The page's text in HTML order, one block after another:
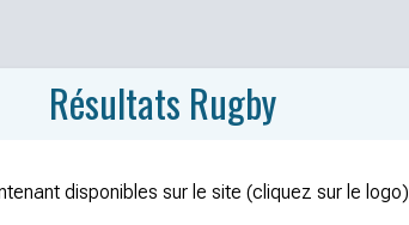
Résultats Rugby
disponibles sur le site (cliquez sur le logo)